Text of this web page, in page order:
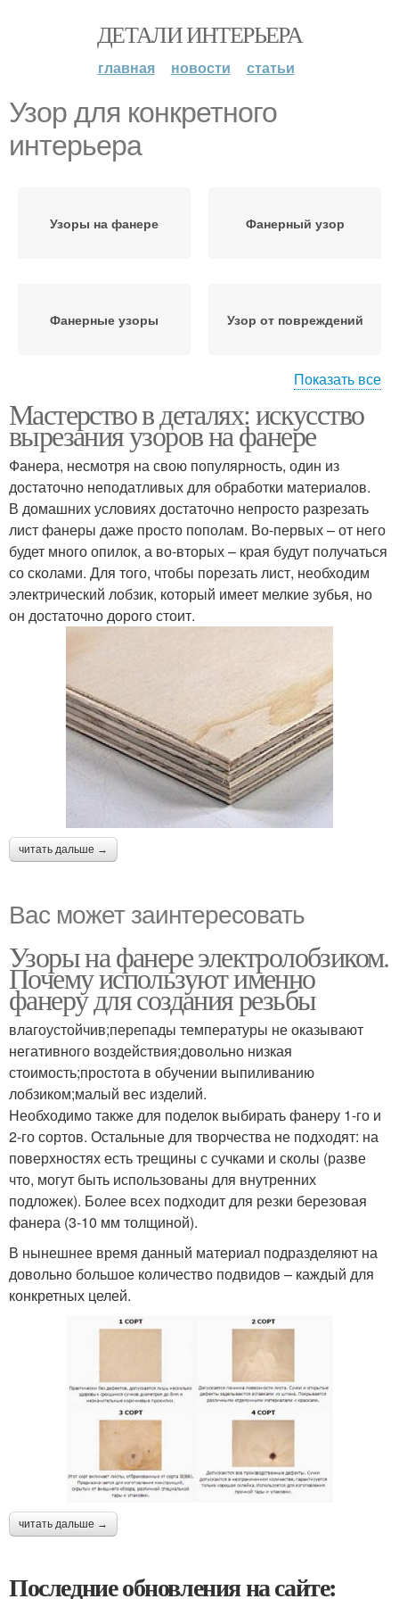
ДЕТАЛИ ИНТЕРЬЕРА
главная новости статьи
Узор для конкретного
интерьера
Узоры на фанере Фанерный узор
Фанерные узоры Узор от повреждений
Узор для фанеры
Показать все
Мастерство в деталях: искусство
вырезания узоров на фанере
Фанера, несмотря на свою популярность, один из
достаточно неподатливых для обработки материалов.
В домашних условиях достаточно непросто разрезать
лист фанеры даже просто пополам. Во-первых – от него
будет много опилок, а во-вторых – края будут получаться
со сколами. Для того, чтобы порезать лист, необходим
электрический лобзик, который имеет мелкие зубья, но
он достаточно дорого стоит.
читать дальше →
Вас может заинтересовать
Узоры на фанере электролобзиком.
Почему используют именно
фанеру для создания резьбы
влагоустойчив;перепады температуры не оказывают
негативного воздействия;довольно низкая
стоимость;простота в обучении выпиливанию
лобзиком;малый вес изделий.
Необходимо также для поделок выбирать фанеру 1-го и
2-го сортов. Остальные для творчества не подходят: на
поверхностях есть трещины с сучками и сколы (разве
что, могут быть использованы для внутренних
подложек). Более всех подходит для резки березовая
фанера (3-10 мм толщиной).
В нынешнее время данный материал подразделяют на
довольно большое количество подвидов – каждый для
конкретных целей.
читать дальше →
Последние обновления на сайте: